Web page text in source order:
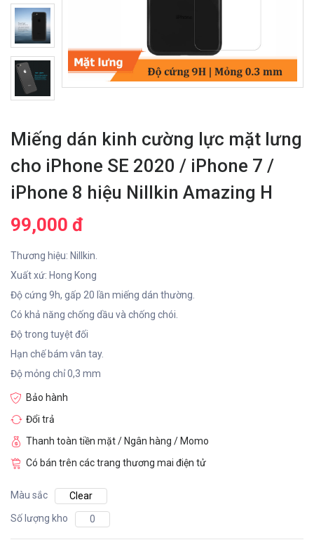
Miếng dán kinh cường lực mặt lưng
cho iPhone SE 2020 / iPhone 7 /
iPhone 8 hiệu Nillkin Amazing H
99,000 đ
Thương hiệu: Nillkin.
Xuất xứ: Hong Kong
Độ cứng 9h, gấp 20 lần miếng dán thường.
Có khả năng chống dầu và chống chói.
Độ trong tuyệt đối
Hạn chế bám vân tay.
Độ mỏng chỉ 0,3 mm
Bảo hành
Đổi trả
Thanh toàn tiền mặt / Ngân hàng / Momo
Có bán trên các trang thương mai điện tử
Màu sắc
Clear
Số lượng kho
0